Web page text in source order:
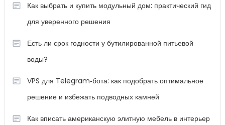
Как выбрать и купить модульный дом: практический гид
для уверенного решения
Есть ли срок годности у бутилированной питьевой
воды?
VPS для Telegram‑бота: как подобрать оптимальное
решение и избежать подводных камней
Как вписать американскую элитную мебель в интерьер